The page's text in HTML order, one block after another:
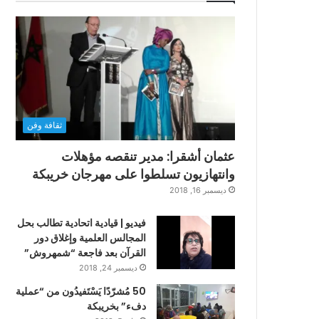
ثقافة وفن
عثمان أشقرا: مدير تنقصه مؤهلات
وانتهازيون تسلطوا على مهرجان خريبكة
ديسمبر 16, 2018
فيديو | قيادية اتحادية تطالب بحل
المجالس العلمية وإغلاق دور
القرآن بعد فاجعة “شمهروش”
ديسمبر 24, 2018
50 مُشرّدًا يَسْتَفيدُون من “عملية
دفء” بخريبكة